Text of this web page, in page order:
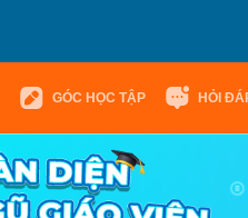
GÓC HỌC TẬP HỎI